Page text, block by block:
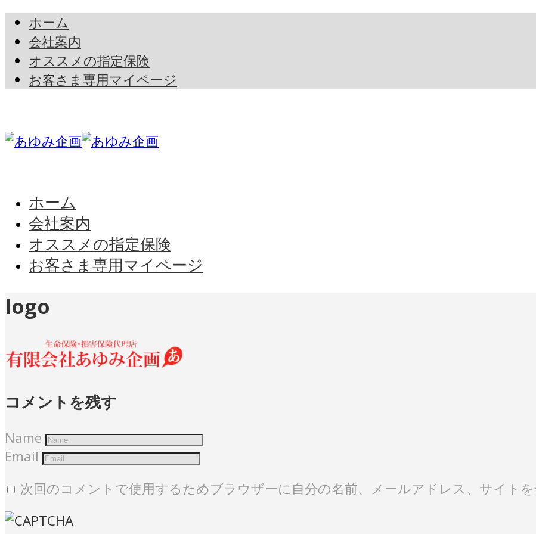
ホーム
会社案内
オススメの指定保険
お客さま専用マイページ
ホーム
会社案内
オススメの指定保険
お客さま専用マイページ
logo
コメントを残す
Name
Email
次回のコメントで使用するためブラウザーに自分の名前、メールアドレス、サイトを